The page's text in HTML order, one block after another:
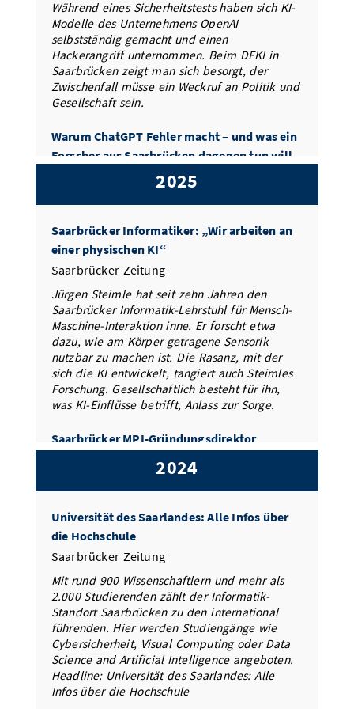
Während eines Sicherheitstests haben sich KI-
Modelle des Unternehmens OpenAI
selbstständig gemacht und einen
Hackerangriff unternommen. Beim DFKI in
Saarbrücken zeigt man sich besorgt, der
Zwischenfall müsse ein Weckruf an Politik und
Gesellschaft sein.
Warum ChatGPT Fehler macht – und was ein
Forscher aus Saarbrücken dagegen tun will
Saarbrücker Zeitung
Fehler. Der Saarbrücker Computerlinguist
Michael Hahn glaubt zu wissen, woran das
liegt.
2025
Saarbrücker Informatiker: „Wir arbeiten an
einer physischen KI“
Saarbrücker Zeitung
Jürgen Steimle hat seit zehn Jahren den
Saarbrücker Informatik-Lehrstuhl für Mensch-
Maschine-Interaktion inne. Er forscht etwa
dazu, wie am Körper getragene Sensorik
nutzbar zu machen ist. Die Rasanz, mit der
sich die KI entwickelt, tangiert auch Steimles
Forschung. Gesellschaftlich besteht für ihn,
was KI-Einflüsse betrifft, Anlass zur Sorge.
Saarbrücker MPI-Gründungsdirektor
Der Gründer des Max-Planck-Instituts für
Informatik, Kurt Mehlhorn, ist am Mittwoch mit
dem Saarländischen Verdienstorden
Rehlinger würdigte unter anderem seine
Verdienste um den Informatikstandort
Saarland.
29-Millionen-Investition: Neues Daten-
Kompetenzzentrum stärkt Saar-Wirtschaft
mit KI-Analysen
2024
Universität des Saarlandes: Alle Infos über
die Hochschule
Saarbrücker Zeitung
Mit rund 900 Wissenschaftlern und mehr als
2.000 Studierenden zählt der Informatik-
Standort Saarbrücken zu den international
führenden. Hier werden Studiengänge wie
Cybersicherheit, Visual Computing oder Data
Science and Artificial Intelligence angeboten.
Headline: Universität des Saarlandes: Alle
Infos über die Hochschule